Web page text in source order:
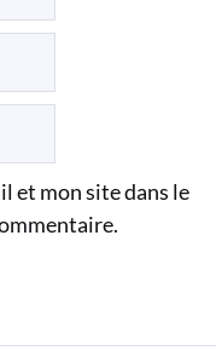
et mon site dans le